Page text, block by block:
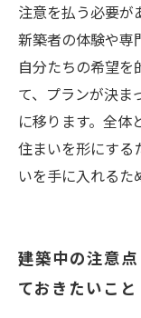
注意を払う必要が
新築者の体験や専
自分たちの希望を
て、プランが決ま
に移ります。全体
住まいを形にする
いを手に入れるた
建築中の注意
ておきたいこと